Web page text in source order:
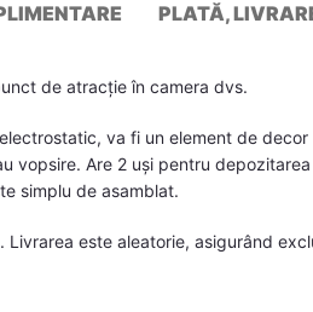
PLATĂ,
de atracție în camera dvs.
va fi un element de
Are 2 uși pentru
simplu de asamblat.
este aleatorie, asigurând